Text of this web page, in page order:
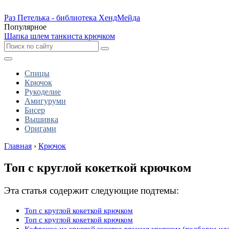
Раз Петелька - библиотека ХендМейда
Популярное
Шапка шлем танкиста крючком
Спицы
Крючок
Рукоделие
Амигуруми
Бисер
Вышивка
Оригами
Главная › Крючок
Топ с круглой кокеткой крючком
Эта статья содержит следующие подтемы:
Топ с круглой кокеткой крючком
Топ с круглой кокеткой крючком